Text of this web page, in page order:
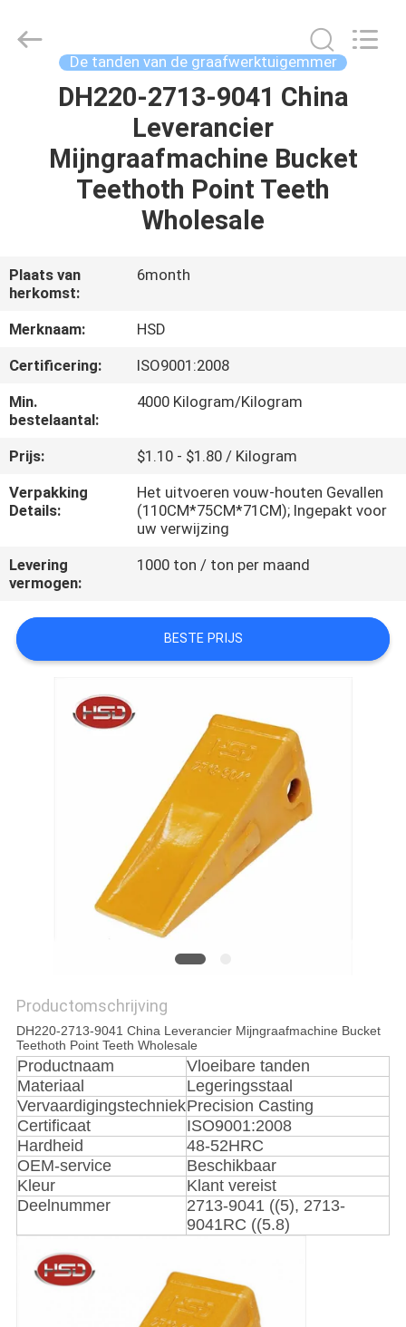
PRODUCTEN
FABRIEKSREIS
KWALITEITSCONTROLE
CONTACTEER
ONS
VERZOEK
EEN
CITAAT
SITEMAP
PRIVACY
Machinery
Spare
De tanden van de graafwerktuigemmer
DH220-2713-9041 China
Leverancier
Mijngraafmachine Bucket
Teethoth Point Teeth
Wholesale
Plaats van
herkomst:
6month
Merknaam:
HSD
Certificering:
ISO9001:2008
Min.
bestelaantal:
4000 Kilogram/Kilogram
Prijs:
$1.10 - $1.80 / Kilogram
Verpakking
Details:
Het uitvoeren vouw-houten Gevallen
(110CM*75CM*71CM); Ingepakt voor
uw verwijzing
Levering
vermogen:
1000 ton / ton per maand
BESTE PRIJS
Productomschrijving
DH220-2713-9041 China Leverancier Mijngraafmachine Bucket
Teethoth Point Teeth Wholesale
Productnaam
Vloeibare tanden
Materiaal
Legeringsstaal
VervaardigingstechniekPrecision Casting
Certificaat
ISO9001:2008
Hardheid
48-52HRC
OEM-service
Beschikbaar
Kleur
Klant vereist
Deelnummer
2713-9041 ((5), 2713-
9041RC ((5.8)